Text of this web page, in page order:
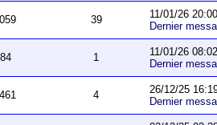
39
11/01/26 20:00
Dernier
1
11/01/26 08:02
Dernier
4
26/12/25
Dernier